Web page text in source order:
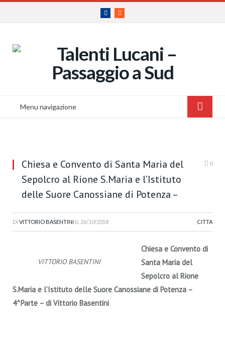
Facebook
RSS
Menu navigazione
Chiesa e Convento di Santa Maria del
Sepolcro al Rione S.Maria e l’Istituto
delle Suore Canossiane di Potenza –
0
DI VITTORIO BASENTINI IL 26/10/2018 CITTA
VITTORIO BASENTINI
Chiesa e Convento di
Santa Maria del
Sepolcro al Rione
S.Maria e l’Istituto delle Suore Canossiane di Potenza –
4^Parte – di Vittorio Basentini